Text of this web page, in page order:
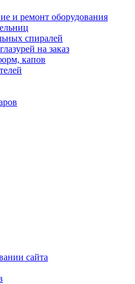
и ремонт оборудования
спиралей
на заказ
капов
сайта